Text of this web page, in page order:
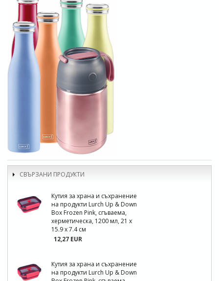
СВЪРЗАНИ ПРОДУКТИ
Кутия за храна и съхранение
на продукти Lurch Up & Down
Box Frozen Pink, сгъваема,
херметическа, 1200 мл, 21 x
15.9 x 7.4 см
12,27 EUR
Кутия за храна и съхранение
на продукти Lurch Up & Down